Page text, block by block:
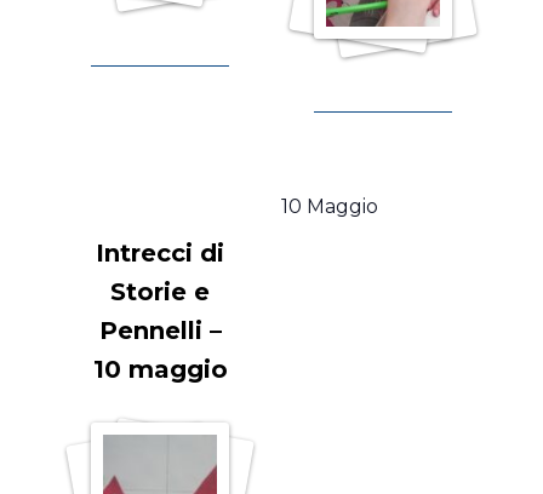
10 Maggio
Intrecci di
Storie e
Pennelli –
10 maggio